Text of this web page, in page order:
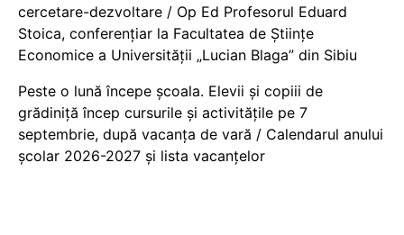
cercetare-dezvoltare / Op Ed Profesorul Eduard
Stoica, conferențiar la Facultatea de Științe
Economice a Universității „Lucian Blaga” din Sibiu
Peste o lună începe școala. Elevii și copiii de
grădiniță încep cursurile și activitățile pe 7
septembrie, după vacanța de vară / Calendarul anului
școlar 2026-2027 și lista vacanțelor